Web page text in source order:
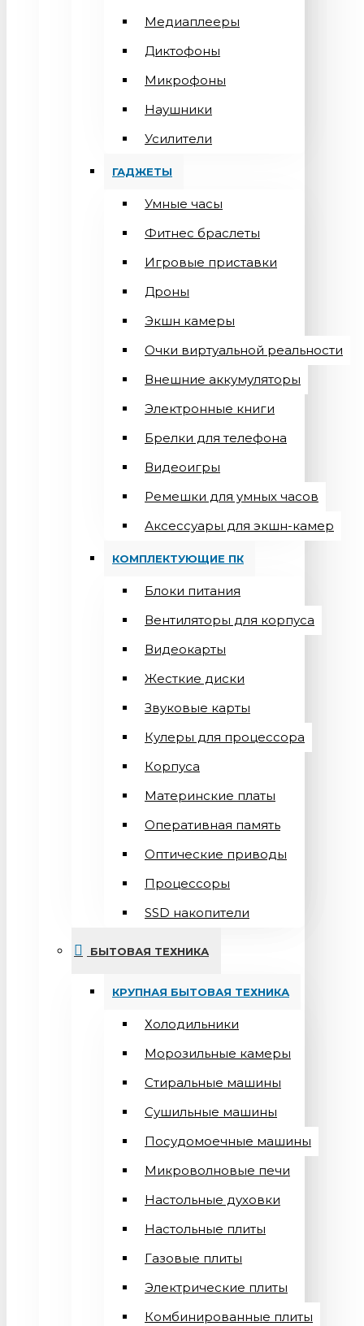
Медиаплееры
Диктофоны
Микрофоны
Наушники
Усилители
ГАДЖЕТЫ
Умные часы
Фитнес браслеты
Игровые приставки
Дроны
Экшн камеры
Очки виртуальной реальности
Внешние аккумуляторы
Электронные книги
Брелки для телефона
Видеоигры
Ремешки для умных часов
Аксессуары для экшн-камер
КОМПЛЕКТУЮЩИЕ ПК
Блоки питания
Вентиляторы для корпуса
Видеокарты
Жесткие диски
Звуковые карты
Кулеры для процессора
Корпуса
Материнские платы
Оперативная память
Оптические приводы
Процессоры
SSD накопители
БЫТОВАЯ ТЕХНИКА
КРУПНАЯ БЫТОВАЯ ТЕХНИКА
Холодильники
Морозильные камеры
Стиральные машины
Сушильные машины
Посудомоечные машины
Микроволновые печи
Настольные духовки
Настольные плиты
Газовые плиты
Электрические плиты
Комбинированные плиты